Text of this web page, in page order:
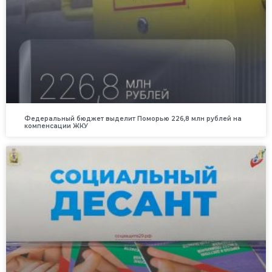
Федеральный бюджет выделит Поморью 226,8 млн рублей на
компенсации ЖКУ